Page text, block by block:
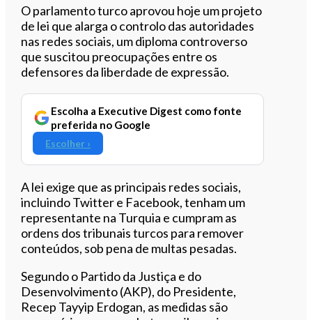
Ouvir este artigo
O parlamento turco aprovou hoje um projeto
de lei que alarga o controlo das autoridades
nas redes sociais, um diploma controverso
que suscitou preocupações entre os
defensores da liberdade de expressão.
Escolha a Executive Digest como fonte
preferida no Google
Escolher ›
A lei exige que as principais redes sociais,
incluindo Twitter e Facebook, tenham um
representante na Turquia e cumpram as
ordens dos tribunais turcos para remover
conteúdos, sob pena de multas pesadas.
Segundo o Partido da Justiça e do
Desenvolvimento (AKP), do Presidente,
Recep Tayyip Erdogan, as medidas são